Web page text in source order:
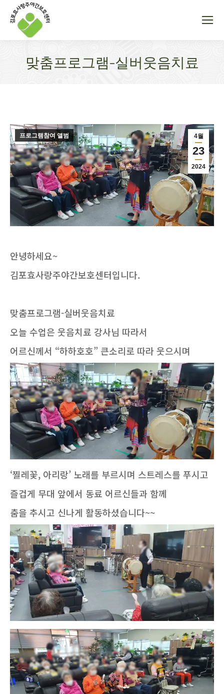
맞춤프로그램-실버웃음치료
4월
23
2024
프로그램참여 앨범
안녕하세요~
김포효사랑주야간보호센터입니다.
맞춤프로그램-실버웃음치료
오늘 수업은 웃음치료 강사님 따라서
어르신께서 “하하호호” 큰소리로 따라 웃으시며
‘찔레꽃, 아리랑’ 노래를 부르시며 스트레스를 푸시고
즐겁게 무대 앞에서 동료 어르신들과 함께
춤을 추시고 신나게 활동하셨습니다~~